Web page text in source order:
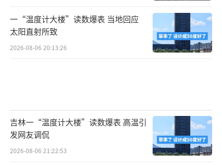
一“温度计大楼”读数爆表 当地回应
太阳直射所致
2026-08-06 20:13:26
吉林一“温度计大楼”读数爆表 高温引
发网友调侃
2026-08-06 21:22:53